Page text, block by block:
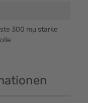
300 mμ starke